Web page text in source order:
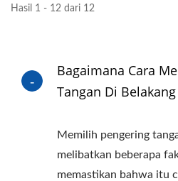
Hasil 1 - 12 dari 12
Bagaimana Cara
Tangan Di
Memilih pengering
melibatkan beberapa
memastikan bahwa itu